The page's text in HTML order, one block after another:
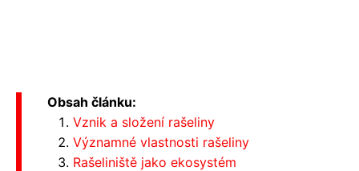
Obsah článku:
Vznik a složení rašeliny
Významné vlastnosti rašeliny
Rašeliniště jako ekosystém